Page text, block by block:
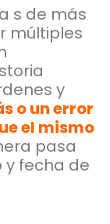
s de más
múltiples
y
o un error
el mismo
pasa
y fecha de